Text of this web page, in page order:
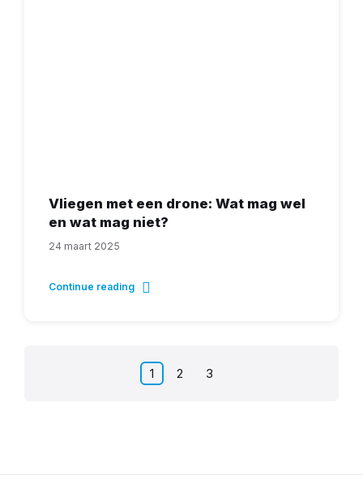
Vliegen met een drone: Wat mag wel
en wat mag niet?
24 maart 2025
Continue reading
1 2 3